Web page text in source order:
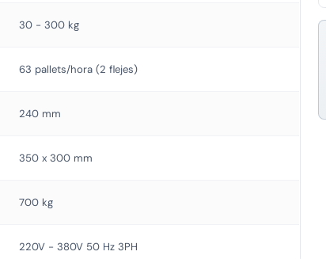
30 - 300 kg
63 pallets/hora (2 flejes)
240 mm
350 x 300 mm
700 kg
220V - 380V 50 Hz 3PH